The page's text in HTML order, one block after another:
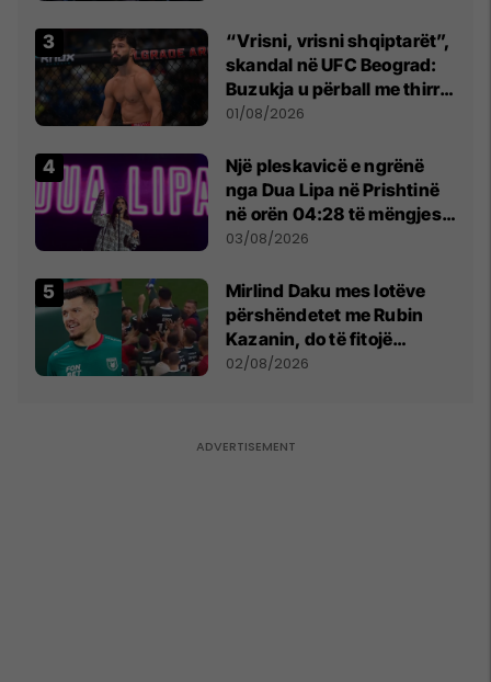
“Vrisni, vrisni shqiptarët”,
skandal në UFC Beograd:
Buzukja u përball me thirrje
anti-shqiptare nga
01/08/2026
Një pleskavicë e ngrënë
nga Dua Lipa në Prishtinë
në orën 04:28 të mëngjesit
- dhe bota digjitale serbe
03/08/2026
Mirlind Daku mes lotëve
përshëndetet me Rubin
Kazanin, do të fitojë
miliona te Spartak Moska
02/08/2026